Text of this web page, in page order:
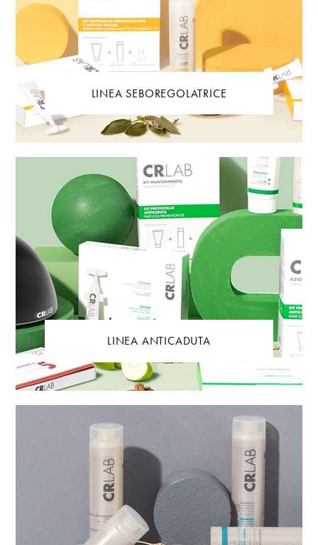
LINEA SEBOREGOLATRICE
LINEA ANTICADUTA